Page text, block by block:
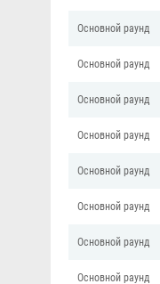
Основной раунд
Основной раунд
Основной раунд
Основной раунд
Основной раунд
Основной раунд
Основной раунд
Основной раунд